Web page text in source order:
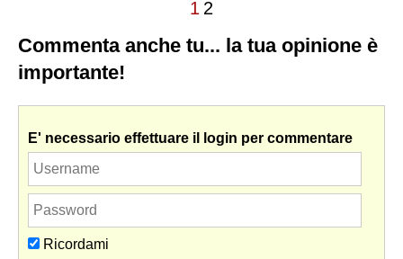
1 2
Commenta anche tu... la tua opinione è
importante!
E' necessario effettuare il login per commentare
Ricordami